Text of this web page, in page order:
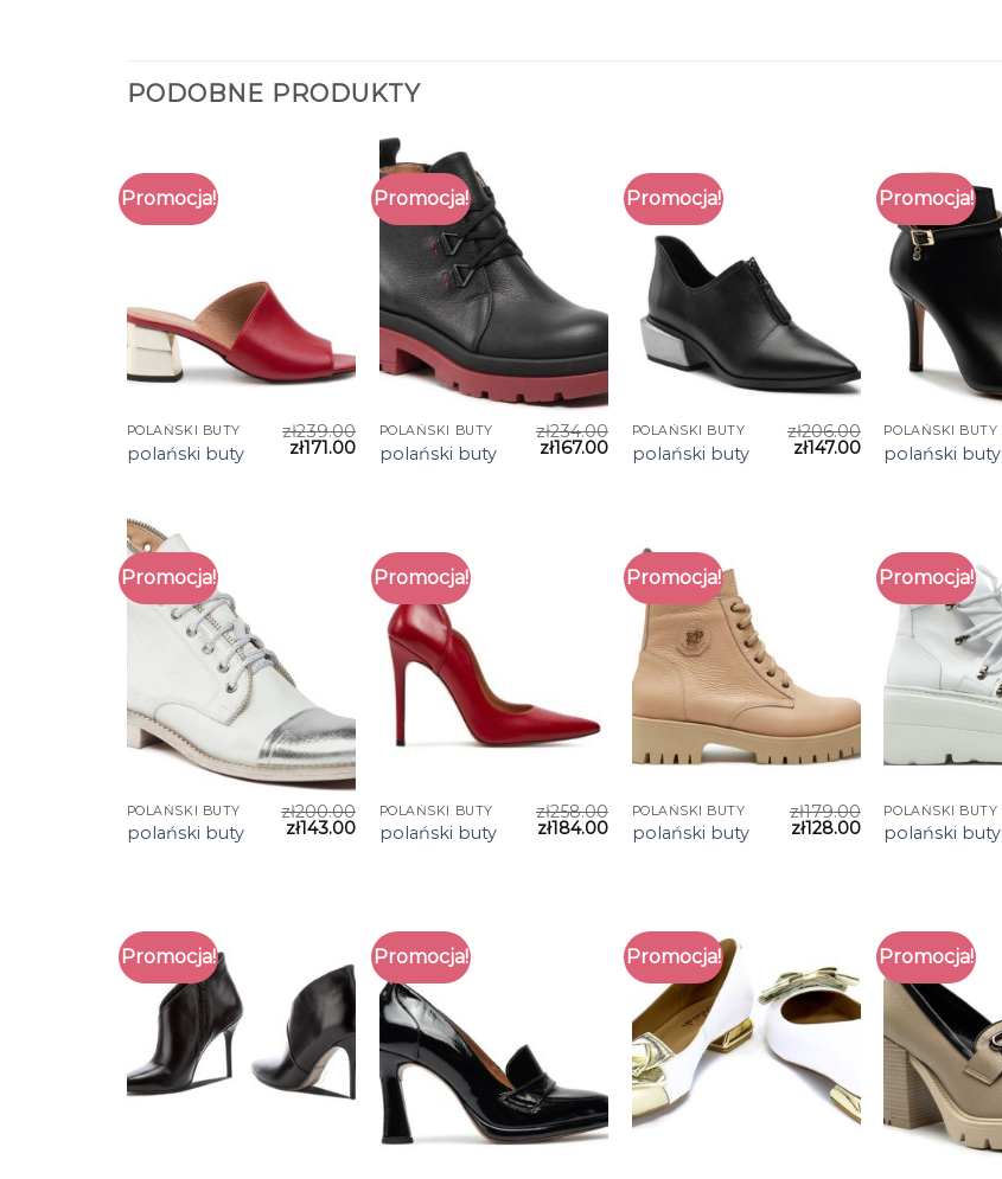
PODOBNE PRODUKTY
Promocja!
POLAŃSKI BUTY
polański buty
zł239.00
zł171.00
Promocja!
POLAŃSKI BUTY
polański buty
zł234.00
zł167.00
Promocja!
POLAŃSKI BUTY
polański buty
zł206.00
zł147.00
Promocja!
POLAŃSKI BUTY
polański buty
Promocja!
POLAŃSKI BUTY
polański buty
zł200.00
zł143.00
Promocja!
POLAŃSKI BUTY
polański buty
zł258.00
zł184.00
Promocja!
POLAŃSKI BUTY
polański buty
zł179.00
zł128.00
Promocja!
POLAŃSKI BUTY
polański buty
Promocja! Promocja! Promocja! Promocja!